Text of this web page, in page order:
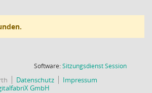
Software:SitzungsdienstSession(Wird in
Datenschutz
Impressum
GmbH